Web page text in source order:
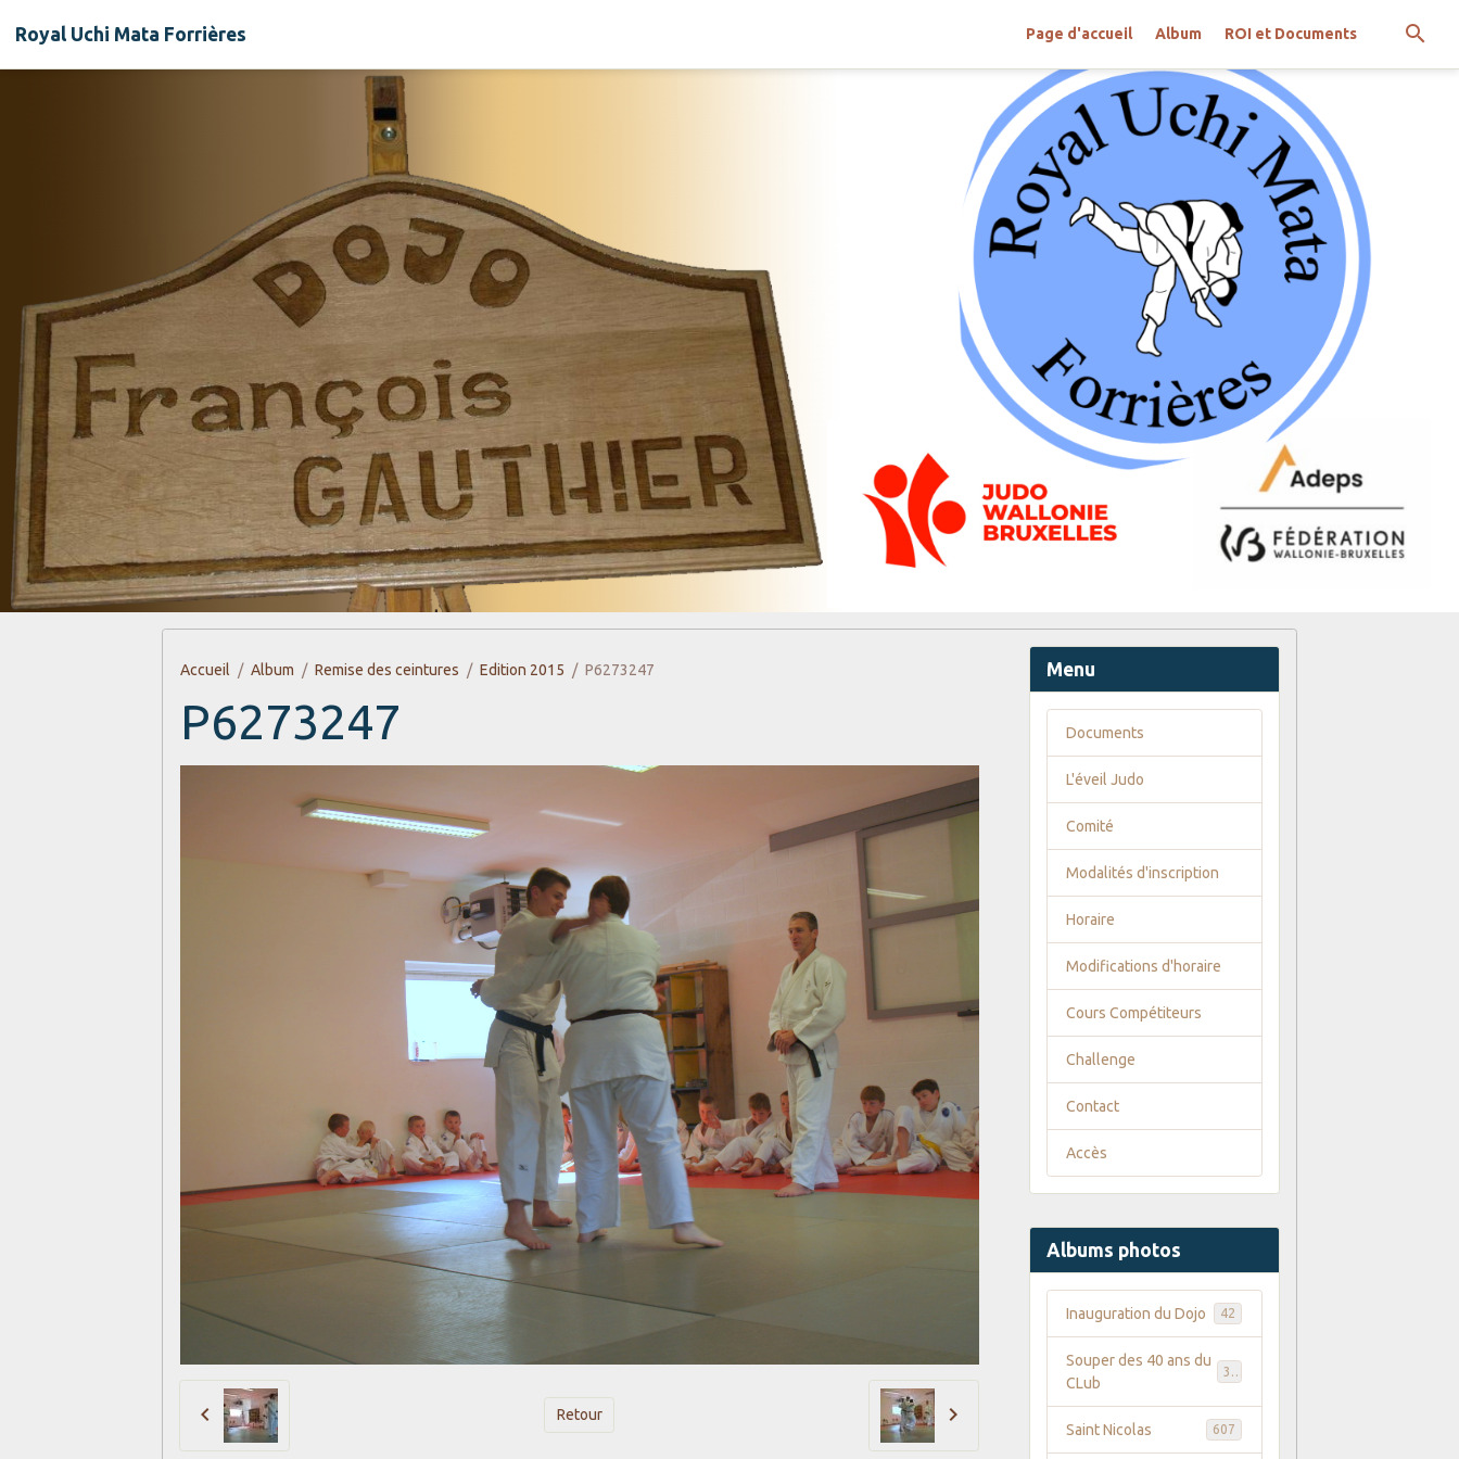
Royal Uchi Mata Forrières Page d'accueil Album ROI et Documents
Accueil Album Remise des ceintures Edition 2015 P6273247
P6273247
Retour
Menu
Documents
L'éveil Judo
Comité
Modalités d'inscription
Horaire
Modifications d'horaire
Cours Compétiteurs
Challenge
Contact
Accès
Albums photos
Inauguration du Dojo 42
Souper des 40 ans du
CLub
Saint Nicolas 607